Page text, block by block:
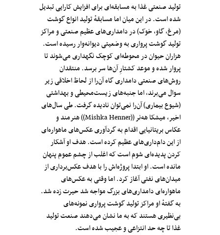
تولید صنعتی غذا به مسابقه‌ای برای افزایش کارایی تبدیل
شده است. در این میان اما مسابقهٔ تولید انواع گوشت
(مرغ، گاو، خوک) در دامداری‌های عظیم صنعتی و مراکز
تولید گوشت پرواری به وضعیتی دیوانه‌وار رسیده است.
هزاران حیوان در محوطه‌ای کوچک نگهداری می‌شوند تا
پروار شده و موعد کشتارِ آن‌ها سر برسد. منتقدان
روش‌های صنعتی دامداری گاه آن‌را از لحاظ اخلاقی زیر
سوال می‌برند، اما جنبه‌های زیست‌محیطی و بهداشتی
(شیوع بیماری) آن‌را نمی‌توان نادیده گرفت. طی سال‌های
اخیر، میشکا هه‌نر ((Mishka Henner)) هنرمند و
عکاس بریتانیایی اقدام به گردآوری عکس‌های ماهواره‌ای
از این دام‌داری‌های عظیم کرده است. هدف او آشکار
کردن پدیده‌ای شوم است که اغلب از چشم عموم پنهان
مانده است. او ابتدا پروژه‌اش را با هدف عکس‌برداری از
میدان‌های نفتی آغاز کرد. اما وقتی به عکس‌های
ماهواره‌ای دامداری‌های بزرگ مواجه شد حیرت زده شد.
به گفتهٔ او مراکز تولید گوشت پرواری نمونه‌های
بی‌نظیری هستند که به ما نشان می‌دهند صنعت تولید
غذا تا چه حد انتزاعی و عجیب شده است.